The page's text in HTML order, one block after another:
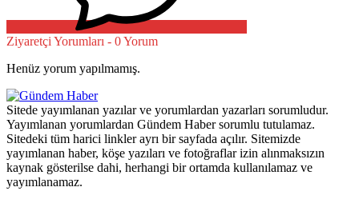
Ziyaretçi Yorumları - 0 Yorum
Henüz yorum yapılmamış.
Sitede yayımlanan yazılar ve yorumlardan yazarları sorumludur.
Yayımlanan yorumlardan Gündem Haber sorumlu tutulamaz.
Sitedeki tüm harici linkler ayrı bir sayfada açılır. Sitemizde
yayımlanan haber, köşe yazıları ve fotoğraflar izin alınmaksızın
kaynak gösterilse dahi, herhangi bir ortamda kullanılamaz ve
yayımlanamaz.